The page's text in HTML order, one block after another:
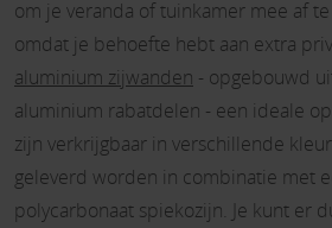
om je veranda of tuinkamer mee af
omdat je behoefte hebt aan extra
aluminium zijwanden - opgebouwd
aluminium rabatdelen - een ideale
zijn verkrijgbaar in verschillende
geleverd worden in combinatie met
polycarbonaat spiekozijn. Je kunt er